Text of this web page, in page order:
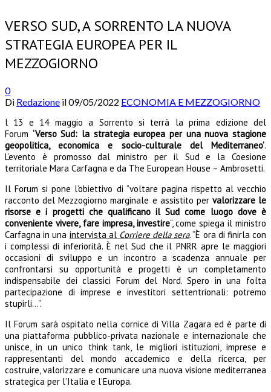
VERSO SUD, A SORRENTO LA NUOVA
STRATEGIA EUROPEA PER IL
MEZZOGIORNO
0
Di Redazione il09/05/2022 ECONOMIA E MEZZOGIORNO
l 13 e 14 maggio a Sorrento si terrà la prima edizione del
Forum ‘Verso Sud: la strategia europea per una nuova stagione
geopolitica, economica e socio-culturale del Mediterraneo’.
L’evento è promosso dal ministro per il Sud e la Coesione
territoriale Mara Carfagna e da The European House – Ambrosetti.
Il Forum si pone l’obiettivo di “voltare pagina rispetto al vecchio
racconto del Mezzogiorno marginale e assistito per valorizzare le
risorse e i progetti che qualificano il Sud come luogo dove è
conveniente vivere, fare impresa, investire“, come spiega il ministro
Carfagna in una intervista al Corriere della sera. “È ora di finirla con
i complessi di inferiorità. È nel Sud che il PNRR apre le maggiori
occasioni di sviluppo e un incontro a scadenza annuale per
confrontarsi su opportunità e progetti è un completamento
indispensabile dei classici Forum del Nord. Spero in una folta
partecipazione di imprese e investitori settentrionali: potremo
stupirli…”.
Il Forum sarà ospitato nella cornice di Villa Zagara ed è parte di
una piattaforma pubblico-privata nazionale e internazionale che
unisce, in un unico think tank, le migliori istituzioni, imprese e
rappresentanti del mondo accademico e della ricerca, per
costruire, valorizzare e comunicare una nuova visione mediterranea
strategica per l’Italia e l’Europa.